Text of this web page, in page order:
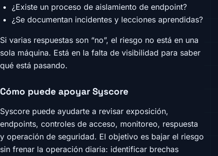
¿Existe un proceso de aislamiento de endpoint?
¿Se documentan incidentes y lecciones aprendidas?
Si varias respuestas son “no”, el riesgo no está en una
sola máquina. Está en la falta de visibilidad para saber
qué está pasando.
Cómo puede apoyar Syscore
Syscore puede ayudarte a revisar exposición,
endpoints, controles de acceso, monitoreo, respuesta
y operación de seguridad. El objetivo es bajar el riesgo
sin frenar la operación diaria: identificar brechas